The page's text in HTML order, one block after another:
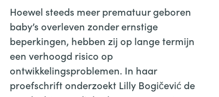
Hoewel steeds meer prematuur geboren
baby’s overleven zonder ernstige
beperkingen, hebben zij op lange termijn
een verhoogd risico op
ontwikkelingsproblemen. In haar
proefschrift onderzoekt Lilly Bogičević de